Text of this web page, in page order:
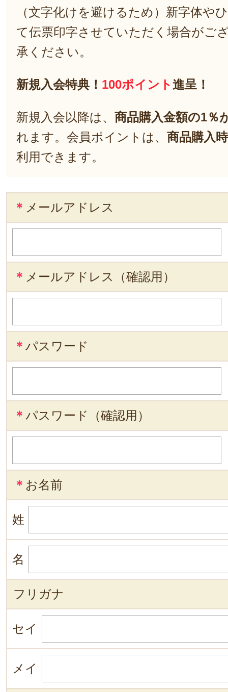
（文字化けを避けるため）新字体や
て伝票印字させていただく場合がご
承ください。
新規入会特典！ 100ポイント進呈！
新規入会以降は、 商品購入金額の1％
れます。会員ポイントは、 商品購入
利用できます。
＊ メールアドレス
＊ メールアドレス（確認用）
＊ パスワード
＊ パスワード（確認用）
＊ お名前
姓
名
フリガナ
セイ
メイ